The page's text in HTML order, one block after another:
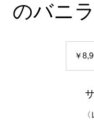
のバニ
￥